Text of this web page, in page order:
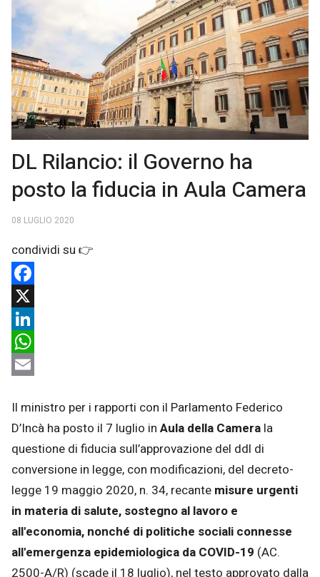
DL Rilancio: il Governo ha
posto la fiducia in Aula Camera
08 LUGLIO 2020
Facebook
X
LinkedIn
WhatsApp
Il ministro per i rapporti con il Parlamento Federico
D’Incà ha posto il 7 luglio in Aula della Camera la
questione di fiducia sull’approvazione del ddl di
conversione in legge, con modificazioni, del decreto-
legge 19 maggio 2020, n. 34, recante misure urgenti
in materia di salute, sostegno al lavoro e
all'economia, nonché di politiche sociali connesse
all'emergenza epidemiologica da COVID-19 (AC.
2500-A/R) (scade il 18 luglio), nel testo approvato dalla